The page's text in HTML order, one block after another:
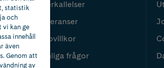
Återkallelser
Leveranser
Köpvillkor
Vanliga frågor
statistik
och
vi kan ge
innehåll
även
Genom att
av